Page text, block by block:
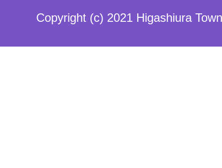
Copyright (c) 2021 Higashiura